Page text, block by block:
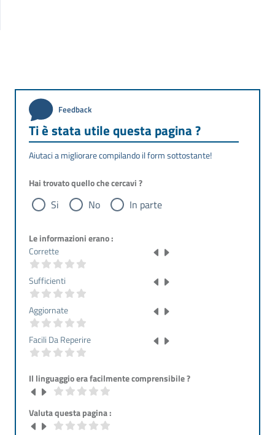
Feedback
Ti è stata utile questa pagina ?
Aiutaci a migliorare compilando il form sottostante!
Hai trovato quello che cercavi ?
Si No In parte
Le informazioni erano :
Corrette
Sufficienti
Aggiornate
Facili Da Reperire
Il linguaggio era facilmente comprensibile ?
Valuta questa pagina :